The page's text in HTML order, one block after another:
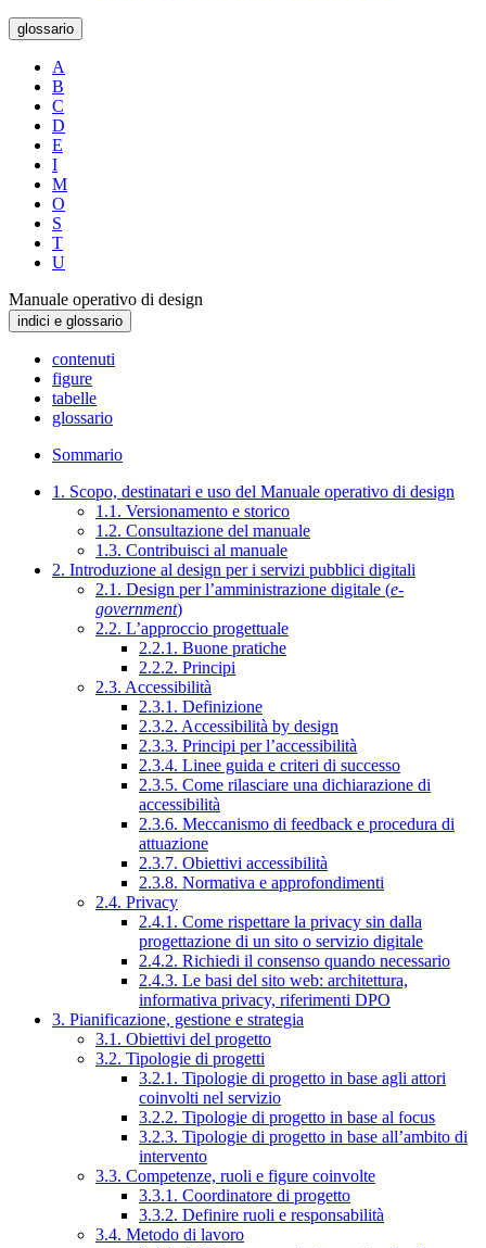
glossario
A
B
C
D
E
I
M
O
S
T
U
Manuale operativo di design
indici e glossario
contenuti
figure
tabelle
glossario
Sommario
1. Scopo, destinatari e uso del Manuale operativo di design
1.1. Versionamento e storico
1.2. Consultazione del manuale
1.3. Contribuisci al manuale
2. Introduzione al design per i servizi pubblici digitali
2.1. Design per l’amministrazione digitale (e-
government)
2.2. L’approccio progettuale
2.2.1. Buone pratiche
2.2.2. Principi
2.3. Accessibilità
2.3.1. Definizione
2.3.2. Accessibilità by design
2.3.3. Principi per l’accessibilità
2.3.4. Linee guida e criteri di successo
2.3.5. Come rilasciare una dichiarazione di
accessibilità
2.3.6. Meccanismo di feedback e procedura di
attuazione
2.3.7. Obiettivi accessibilità
2.3.8. Normativa e approfondimenti
2.4. Privacy
2.4.1. Come rispettare la privacy sin dalla
progettazione di un sito o servizio digitale
2.4.2. Richiedi il consenso quando necessario
2.4.3. Le basi del sito web: architettura,
informativa privacy, riferimenti DPO
3. Pianificazione, gestione e strategia
3.1. Obiettivi del progetto
3.2. Tipologie di progetti
3.2.1. Tipologie di progetto in base agli attori
coinvolti nel servizio
3.2.2. Tipologie di progetto in base al focus
3.2.3. Tipologie di progetto in base all’ambito di
intervento
3.3. Competenze, ruoli e figure coinvolte
3.3.1. Coordinatore di progetto
3.3.2. Definire ruoli e responsabilità
3.4. Metodo di lavoro